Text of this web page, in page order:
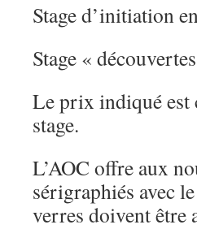
Stage d’initiation
Stage «
Le prix indiqué est
stage.
L’AOC offre aux
sérigraphiés avec
verres doivent être